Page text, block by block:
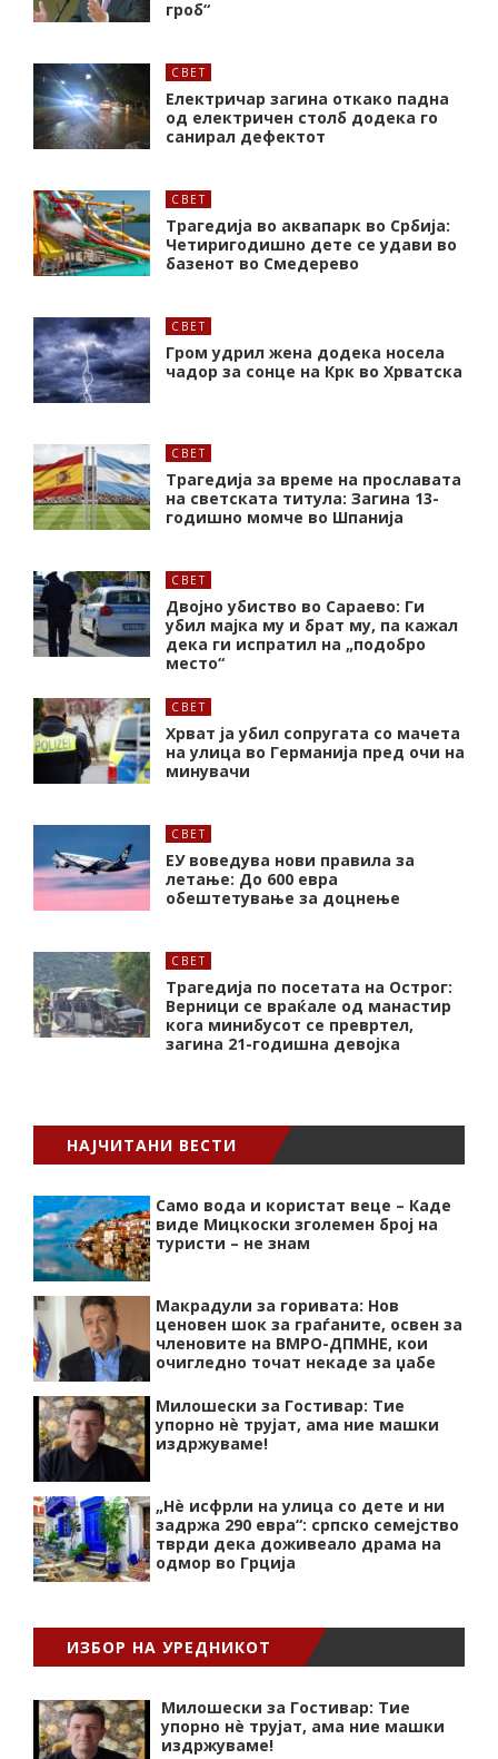
гроб“
СВЕТ
Електричар загина откако падна
од електричен столб додека го
санирал дефектот
СВЕТ
Трагедија во аквапарк во Србија:
Четиригодишно дете се удави во
базенот во Смедерево
СВЕТ
Гром удрил жена додека носела
чадор за сонце на Крк во Хрватска
СВЕТ
Трагедија за време на прославата
на светската титула: Загина 13-
годишно момче во Шпанија
СВЕТ
Двојно убиство во Сараево: Ги
убил мајка му и брат му, па кажал
дека ги испратил на „подобро
место“
СВЕТ
Хрват ја убил сопругата со мачета
на улица во Германија пред очи на
минувачи
СВЕТ
ЕУ воведува нови правила за
летање: До 600 евра
обештетување за доцнење
СВЕТ
Трагедија по посетата на Острог:
Верници се враќале од манастир
кога минибусот се превртел,
загина 21-годишна девојка
НАЈЧИТАНИ ВЕСТИ
Само вода и користат веце – Каде
виде Мицкоски зголемен број на
туристи – не знам
Макрадули за горивата: Нов
ценовен шок за граѓаните, освен за
членовите на ВМРО-ДПМНЕ, кои
очигледно точат некаде за џабе
Милошески за Гостивар: Тие
упорно нѐ трујат, ама ние машки
издржуваме!
„Нѐ исфрли на улица со дете и ни
задржа 290 евра“: српско семејство
тврди дека доживеало драма на
одмор во Грција
ИЗБОР НА УРЕДНИКОТ
Милошески за Гостивар: Тие
упорно нѐ трујат, ама ние машки
издржуваме!